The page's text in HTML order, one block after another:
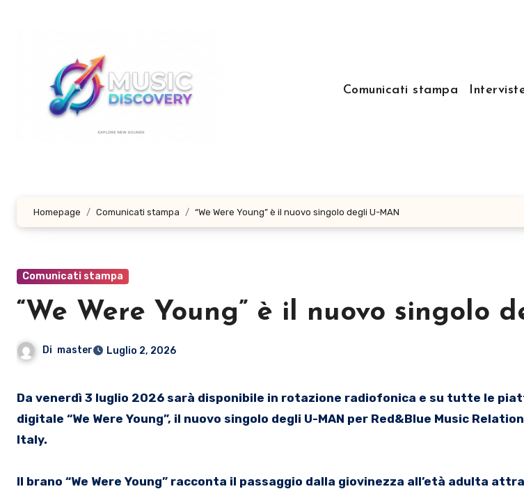
Comunicati stampa
Homepage Comunicati stampa “We Were Young” è il nuovo singolo degli U-MAN
Comunicati stampa
“We Were Young” è il nuovo singolo
Di master Luglio 2, 2026
Da venerdì 3 luglio 2026 sarà disponibile in rotazione radiofonica e su tutte le piattaforme di streaming
digitale “We Were Young”, il nuovo singolo degli U-MAN per Red&Blue Music
Italy.
Il brano “We Were Young” racconta il passaggio dalla giovinezza all’età adulta